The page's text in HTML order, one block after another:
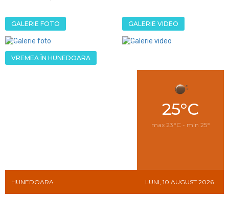
GALERIE FOTO GALERIE VIDEO
VREMEA ÎN HUNEDOARA
25°C
max 23°C - min 25°
HUNEDOARA LUNI, 10 AUGUST 2026